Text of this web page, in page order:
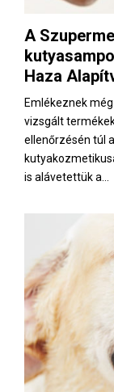
E
N
U
A
Haza
Emlékeznek
vizsgált
ellenőrzésén túl
is alávetettük a...